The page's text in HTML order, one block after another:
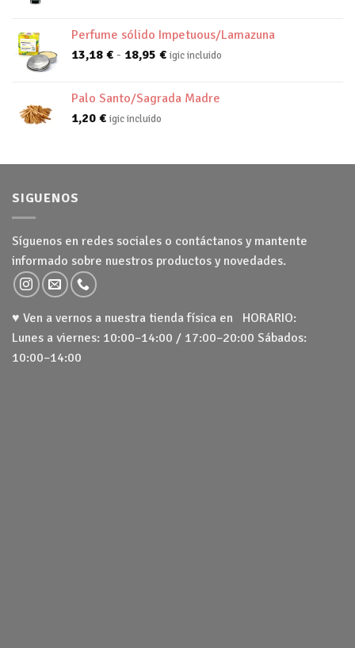
Perfume sólido Impetuous/Lamazuna
13,18 € - 18,95 €Rango
desde
igic incluido
Palo Santo/Sagrada Madre
1,20 € igic incluido
SIGUENOS
Síguenos en redes sociales o contáctanos y mantente
informado sobre nuestros productos y novedades.
♥ Ven a vernos a nuestra tienda física en HORARIO:
Lunes a viernes: 10:00–14:00 / 17:00–20:00 Sábados:
10:00–14:00